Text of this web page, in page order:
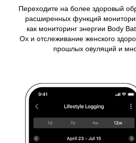
Переходите на более здоровый
расширенных функций
как мониторинг энергии Body
Ox и отслеживание женского
прошлых овуляций и